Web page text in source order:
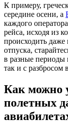
К примеру,
середине осени, а
каждого
рейса, исходя из
происходить
отпуска,
в разные периоды
так и с разбросом
Как можно
полетных